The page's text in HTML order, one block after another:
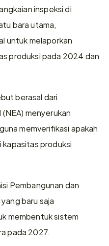
inspeksi di
bara utama,
untuk melaporkan
produksi pada 2024 dan
berasal dari
menyerukan
memverifikasi apakah
produksi
Pembangunan dan
baru saja
membentuk sistem
pada 2027.